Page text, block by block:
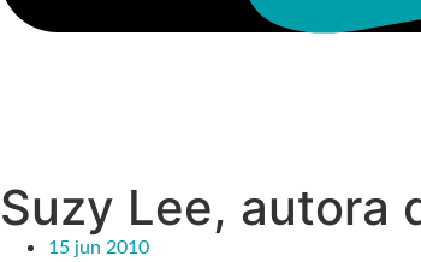
Suzy Lee, autora
15 jun 2010